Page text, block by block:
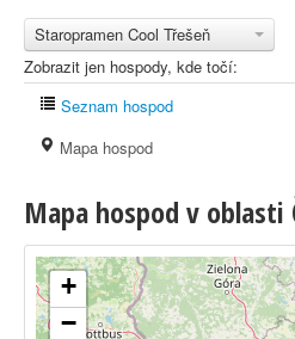
Staropramen Cool Třešeň
Zobrazit jen hospody, kde točí:
Seznam hospod
Mapa hospod
Mapa hospod v oblasti
+
−